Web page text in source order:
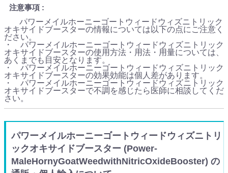
注意事項
パワーメイルホーニーゴートウィードウィズニトリック
オキサイドブースターの情報については以下の点にご注意く
ださい。
・ パワーメイルホーニーゴートウィードウィズニトリック
オキサイドブースターの使用方法・用法・用量については、
あくまでも目安となります。
・ パワーメイルホーニーゴートウィードウィズニトリック
オキサイドブースターの効果効能は個人差があります。
・ パワーメイルホーニーゴートウィードウィズニトリック
オキサイドブースターで不調を感じたら医師に相談してくだ
さい。
パワーメイルホーニーゴートウィードウィズニトリ
ックオキサイドブースター (Power-
MaleHornyGoatWeedwithNitricOxideBooster) の